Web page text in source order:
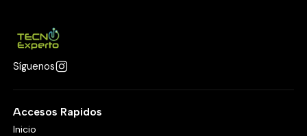
Síguenos
Accesos Rapidos
Inicio